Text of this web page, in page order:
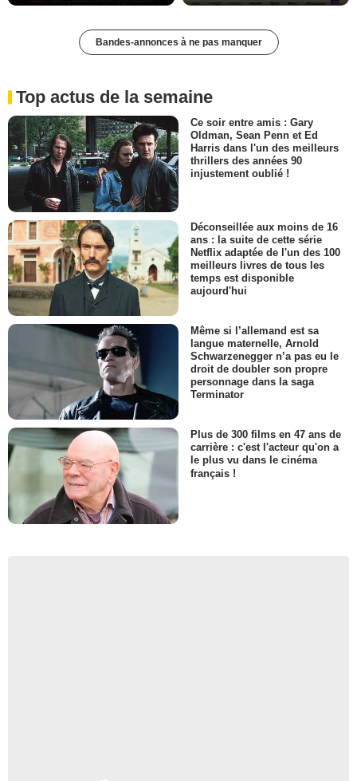
Bandes-annonces à ne pas manquer
Top actus de la semaine
Ce soir entre amis : Gary
Oldman, Sean Penn et Ed
Harris dans l'un des meilleurs
thrillers des années 90
injustement oublié !
Déconseillée aux moins de 16
ans : la suite de cette série
Netflix adaptée de l'un des 100
meilleurs livres de tous les
temps est disponible
aujourd'hui
Même si l’allemand est sa
langue maternelle, Arnold
Schwarzenegger n’a pas eu le
droit de doubler son propre
personnage dans la saga
Terminator
Plus de 300 films en 47 ans de
carrière : c'est l'acteur qu'on a
le plus vu dans le cinéma
français !